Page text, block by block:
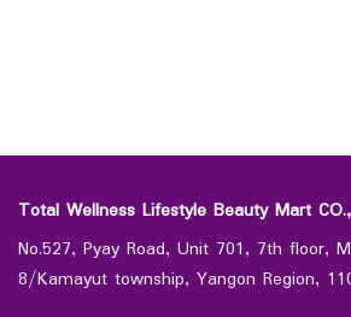
Total Wellness Lifestyle Beauty Mart
No.527, Pyay Road, Unit 701, 7th floor,
8/Kamayut township, Yangon Region,